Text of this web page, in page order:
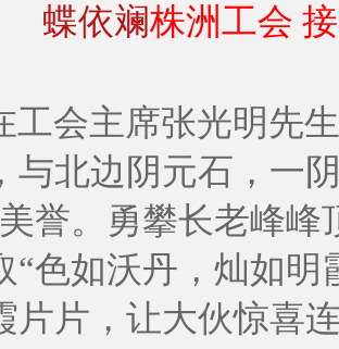
蝶依斓株洲工会
会主席张光明先
与北边阴元石，一
誉。勇攀长老峰
“色如沃丹，灿如明
片片，让大伙惊喜